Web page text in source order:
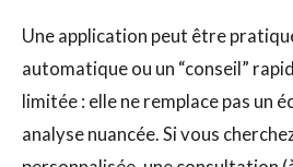
Une application peut être
automatique ou un “conseil”
limitée : elle ne remplace pas un
analyse nuancée. Si vous